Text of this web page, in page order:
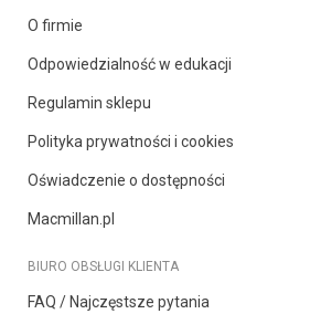
O firmie
Odpowiedzialność w edukacji
Regulamin sklepu
Polityka prywatności i cookies
Oświadczenie o dostępności
Macmillan.pl
BIURO OBSŁUGI KLIENTA
FAQ / Najczęstsze pytania